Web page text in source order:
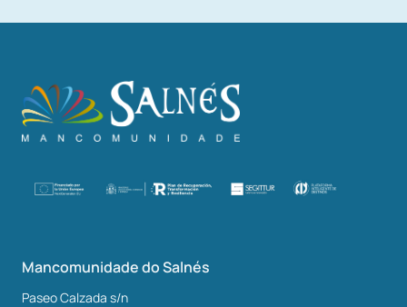
Mancomunidade do Salnés
Paseo Calzada s/n